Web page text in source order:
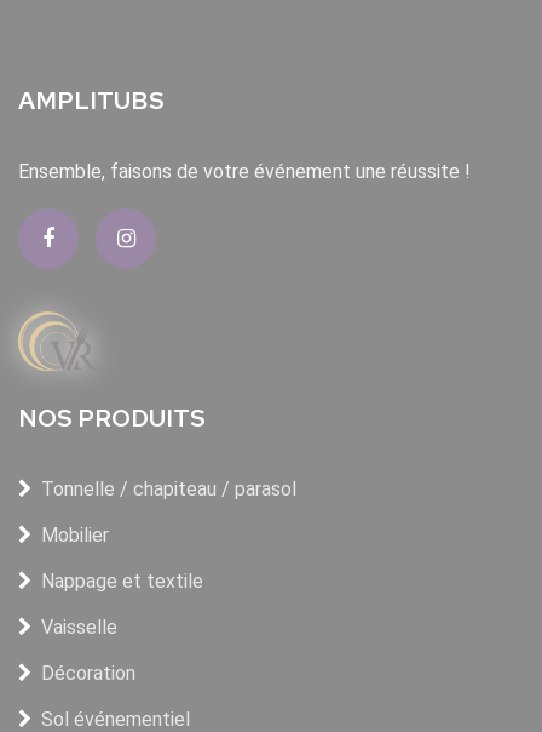
AMPLITUBS
Ensemble, faisons de votre événement une réussite !
NOS PRODUITS
Tonnelle / chapiteau / parasol
Mobilier
Nappage et textile
Vaisselle
Décoration
Sol événementiel